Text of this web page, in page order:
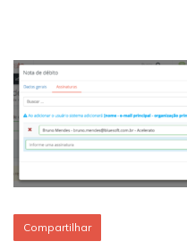
Compartilhar